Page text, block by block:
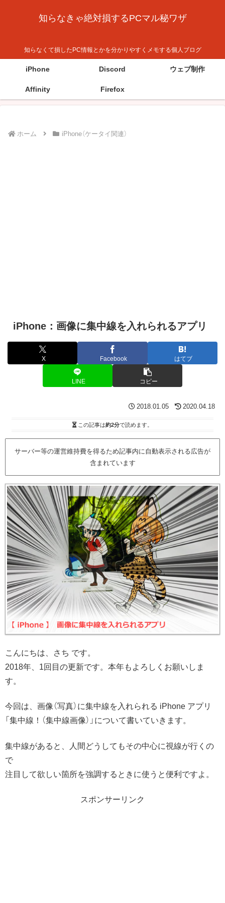
知らなきゃ絶対損するPCマル秘ワザ
知らなくて損したPC情報とかを分かりやすくメモする個人ブログ
iPhone Discord ウェブ制作
Affinity Firefox
ホーム iPhone（ケータイ関連）
iPhone：画像に集中線を入れられるアプリ
X Facebook はてブ
LINE コピー
2018.01.05 2020.04.18
この記事は約2分で読めます。
サーバー等の運営維持費を得るため記事内に自動表示される広告が
含まれています
こんにちは、さち です。
2018年、1回目の更新です。本年もよろしくお願いしま
す。
今回は、画像（写真）に集中線を入れられる iPhone アプリ
「集中線！（集中線画像）」について書いていきます。
集中線があると、人間どうしてもその中心に視線が行くの
で
注目して欲しい箇所を強調するときに使うと便利ですよ。
スポンサーリンク